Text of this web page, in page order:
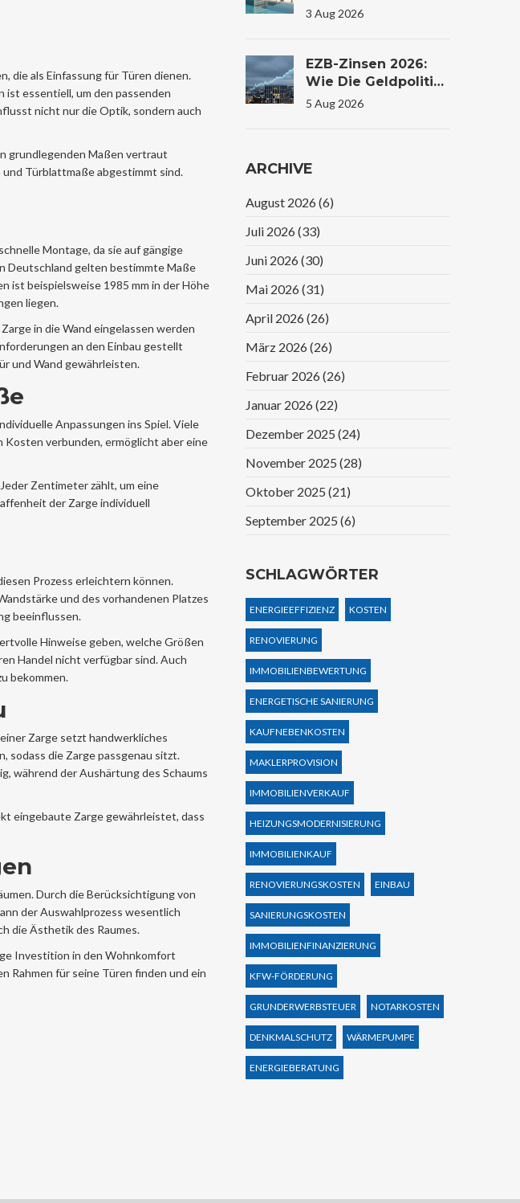
die als Einfassung für Türen dienen.
ist essentiell, um den passenden
nicht nur die Optik, sondern auch
grundlegenden Maßen vertraut
und Türblattmaße abgestimmt sind.
Montage, da sie auf gängige
Deutschland gelten bestimmte Maße
ist beispielsweise 1985 mm in der Höhe
liegen.
in die Wand eingelassen werden
an den Einbau gestellt
und Wand gewährleisten.
Anpassungen ins Spiel. Viele
Kosten verbunden, ermöglicht aber eine
Zentimeter zählt, um eine
der Zarge individuell
Prozess erleichtern können.
und des vorhandenen Platzes
beeinflussen.
Hinweise geben, welche Größen
Handel nicht verfügbar sind. Auch
bekommen.
Zarge setzt handwerkliches
sodass die Zarge passgenau sitzt.
während der Aushärtung des Schaums
eingebaute Zarge gewährleistet, dass
Durch die Berücksichtigung von
der Auswahlprozess wesentlich
die Ästhetik des Raumes.
Investition in den Wohnkomfort
Rahmen für seine Türen finden und ein
Zinsen Und
3 Aug 2026
EZB-Zinsen 2026:
Wie Die Geldpolitik
Ihr
5 Aug 2026
ARCHIVE
August 2026 (6)
Juli 2026 (33)
Juni 2026 (30)
Mai 2026 (31)
April 2026 (26)
März 2026 (26)
Februar 2026 (26)
Januar 2026 (22)
Dezember 2025 (24)
November 2025 (28)
Oktober 2025 (21)
September 2025 (6)
SCHLAGWÖRTER
ENERGIEEFFIZIENZ KOSTEN
RENOVIERUNG
IMMOBILIENBEWERTUNG
ENERGETISCHE SANIERUNG
KAUFNEBENKOSTEN
MAKLERPROVISION
IMMOBILIENVERKAUF
HEIZUNGSMODERNISIERUNG
IMMOBILIENKAUF
RENOVIERUNGSKOSTEN EINBAU
SANIERUNGSKOSTEN
IMMOBILIENFINANZIERUNG
KFW-FÖRDERUNG
GRUNDERWERBSTEUER NOTARKOSTEN
DENKMALSCHUTZ WÄRMEPUMPE
ENERGIEBERATUNG